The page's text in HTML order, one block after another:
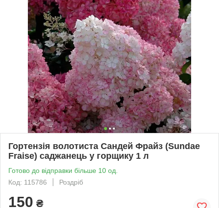
Гортензія волотиста Сандей Фрайз (Sundae
Fraise) саджанець у горщику 1 л
Готово до відправки більше 10 од.
Код: 115786
Роздріб
150 ₴